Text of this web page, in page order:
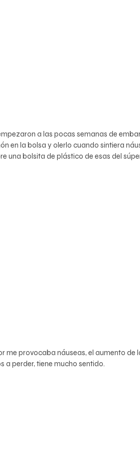
a las pocas semanas de
en la bolsa y olerlo cuando sintiera
una bolsita de plástico de esas del
me provocaba náuseas, el aumento de
a perder, tiene mucho sentido.